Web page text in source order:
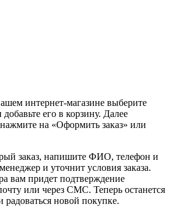
интернет-магазине выберите
его в корзину. Далее
на «Оформить заказ» или
заказ, напишите ФИО, телефон и
и уточнит условия заказа.
вам придет подтверждение
или через СМС. Теперь останется
радоваться новой покупке.